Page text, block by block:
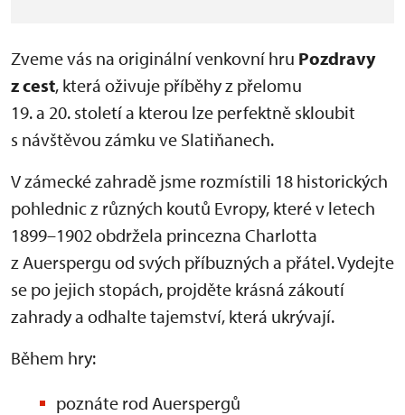
Zveme vás na originální venkovní hru Pozdravy
z cest, která oživuje příběhy z přelomu
19. a 20. století a kterou lze perfektně skloubit
s návštěvou zámku ve Slatiňanech.
V zámecké zahradě jsme rozmístili 18 historických
pohlednic z různých koutů Evropy, které v letech
1899–1902 obdržela princezna Charlotta
z Auerspergu od svých příbuzných a přátel. Vydejte
se po jejich stopách, projděte krásná zákoutí
zahrady a odhalte tajemství, která ukrývají.
Během hry:
poznáte rod Auerspergů